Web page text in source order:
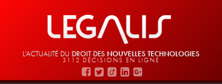
L'ACTUALITÉ DU DROIT DES NOUVELLES TECHNOLOGIES
3112 DÉCISIONS EN LIGNE